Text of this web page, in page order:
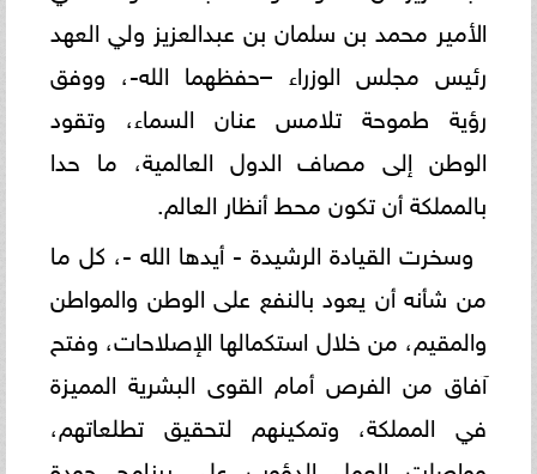
الأمير محمد بن سلمان بن عبدالعزيز ولي العهد
رئيس مجلس الوزراء –حفظهما الله-، ووفق
رؤية طموحة تلامس عنان السماء، وتقود
الوطن إلى مصاف الدول العالمية، ما حدا
بالمملكة أن تكون محط أنظار العالم.
وسخرت القيادة الرشيدة - أيدها الله -، كل ما
من شأنه أن يعود بالنفع على الوطن والمواطن
والمقيم، من خلال استكمالها الإصلاحات، وفتح
آفاق من الفرص أمام القوى البشرية المميزة
في المملكة، وتمكينهم لتحقيق تطلعاتهم،